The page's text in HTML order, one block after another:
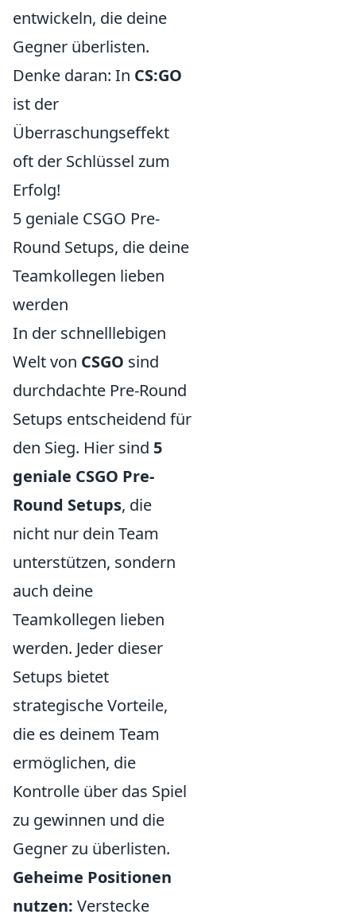
entwickeln, die deine
Gegner überlisten.
Denke daran: In CS:GO
ist der
Überraschungseffekt
oft der Schlüssel zum
Erfolg!
5 geniale CSGO Pre-
Round Setups, die deine
Teamkollegen lieben
werden
In der schnelllebigen
Welt von CSGO sind
durchdachte Pre-Round
Setups entscheidend für
den Sieg. Hier sind 5
geniale CSGO Pre-
Round Setups, die
nicht nur dein Team
unterstützen, sondern
auch deine
Teamkollegen lieben
werden. Jeder dieser
Setups bietet
strategische Vorteile,
die es deinem Team
ermöglichen, die
Kontrolle über das Spiel
zu gewinnen und die
Gegner zu überlisten.
Geheime Positionen
nutzen: Verstecke